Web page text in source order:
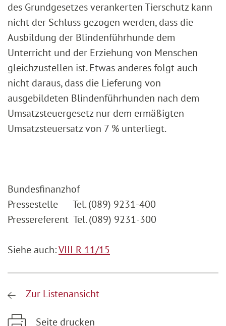
des Grundgesetzes verankerten Tierschutz kann
nicht der Schluss gezogen werden, dass die
Ausbildung der Blindenführhunde dem
Unterricht und der Erziehung von Menschen
gleichzustellen ist. Etwas anderes folgt auch
nicht daraus, dass die Lieferung von
ausgebildeten Blindenführhunden nach dem
Umsatzsteuergesetz nur dem ermäßigten
Umsatzsteuersatz von 7 % unterliegt.
Bundesfinanzhof
Pressestelle Tel. (089) 9231-400
Pressereferent Tel. (089) 9231-300
Siehe auch:VIII R 11/15
Zur Listenansicht
Seite drucken